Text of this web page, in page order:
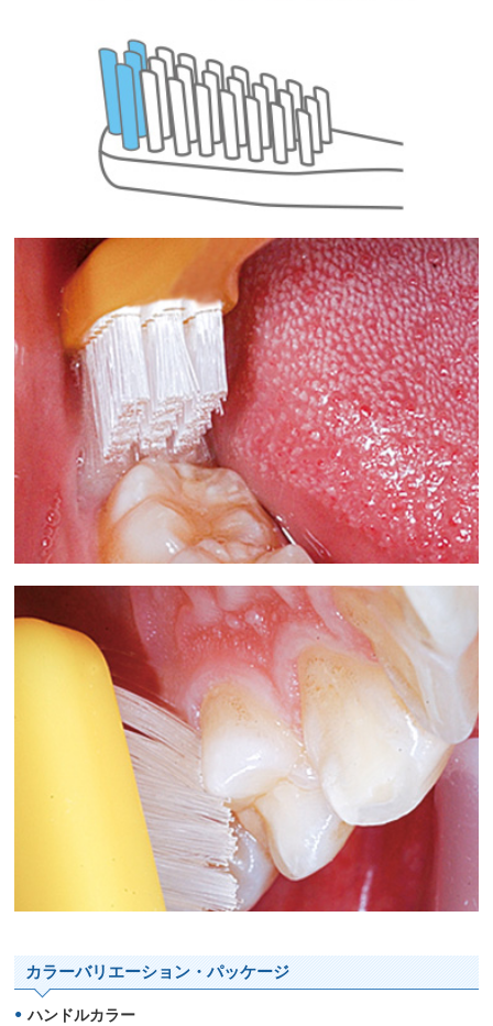
カラーバリエーション・パッケージ
ハンドルカラー